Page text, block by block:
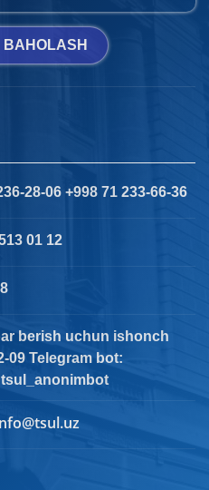
BAHOLASH
28-06 +998 71 233-66-36
01 12
berish uchun ishonch
09 Telegram bot: